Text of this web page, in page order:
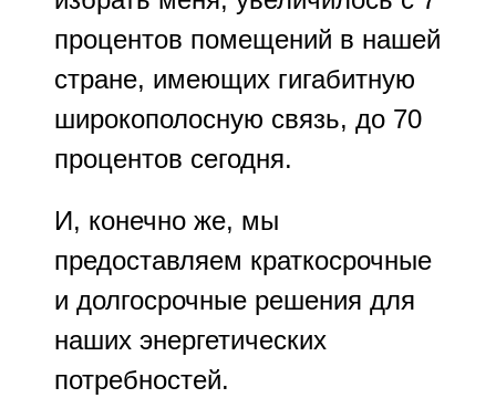
процентов помещений в нашей
стране, имеющих гигабитную
широкополосную связь, до 70
процентов сегодня.
И, конечно же, мы
предоставляем краткосрочные
и долгосрочные решения для
наших энергетических
потребностей.